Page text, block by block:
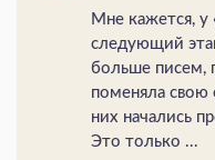
Мне кажется, у
следующий
больше писем,
поменяла свою
них начались
Это только ...